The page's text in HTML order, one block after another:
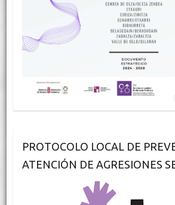
PROTOCOLO LOCAL DE
ATENCIÓN DE AGRESIONES